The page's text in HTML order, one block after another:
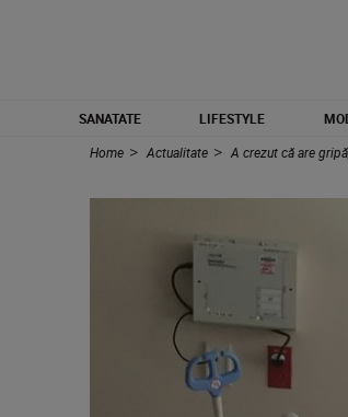
SANATATE LIFESTYLE
Home
Actualitate A crezut că are